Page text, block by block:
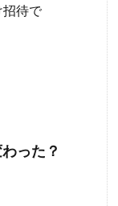
招待で
った？